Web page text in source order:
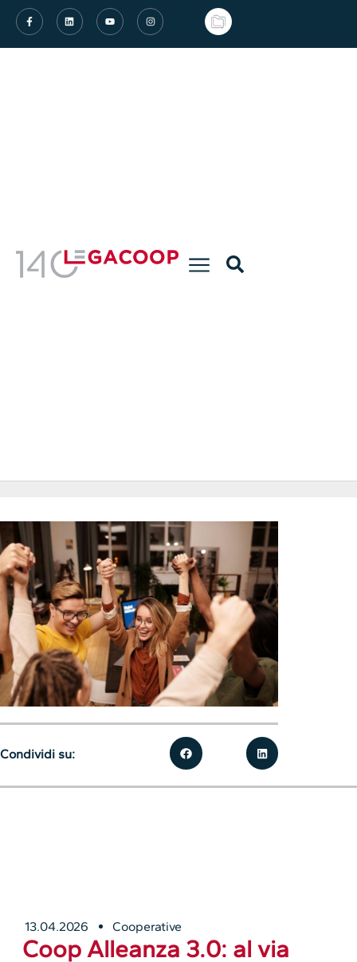
13.04.2026 Cooperative
Coop Alleanza 3.0: al via
Condividi su: